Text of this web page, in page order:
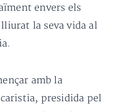
envers els
la seva vida al
amb la
presidida pel